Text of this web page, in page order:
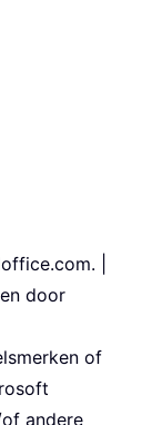
|
door
of
andere